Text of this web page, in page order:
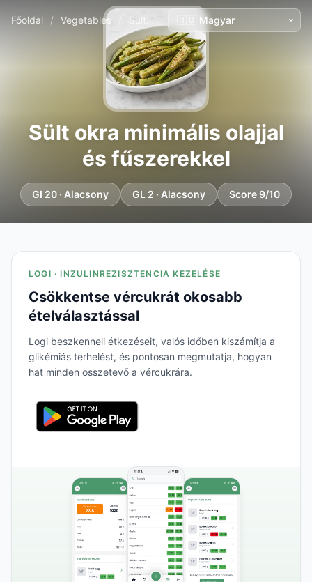
Főoldal / Vegetables Sült okra minimális olajjal és fűszerekkel
Sült okra minimális olajjal
és fűszerekkel
GI 20 · Alacsony GL 2 · Alacsony Score 9/10
LOGI · INZULINREZISZTENCIA KEZELÉSE
Csökkentse vércukrát okosabb
ételválasztással
Logi beszkenneli étkezéseit, valós időben kiszámítja a
glikémiás terhelést, és pontosan megmutatja, hogyan
hat minden összetevő a vércukrára.